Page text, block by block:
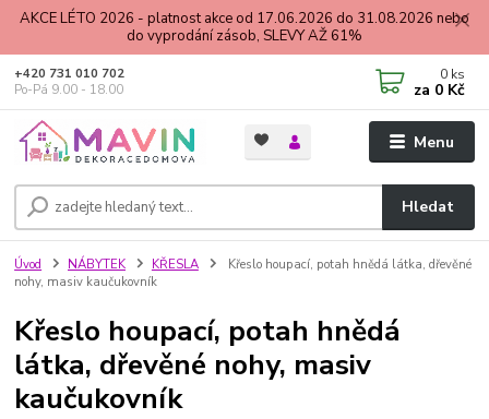
AKCE LÉTO 2026 - platnost akce od 17.06.2026 do 31.08.2026 nebo
do vyprodání zásob, SLEVY AŽ 61%
Menu
Hledat
+420 731 010 702
Po-Pá 9.00 - 18.00
0 ks
za 0 Kč
Úvod NÁBYTEK KŘESLA
Křeslo houpací, potah hnědá látka, dřevěné
nohy, masiv kaučukovník
Křeslo houpací, potah hnědá
látka, dřevěné nohy, masiv
kaučukovník